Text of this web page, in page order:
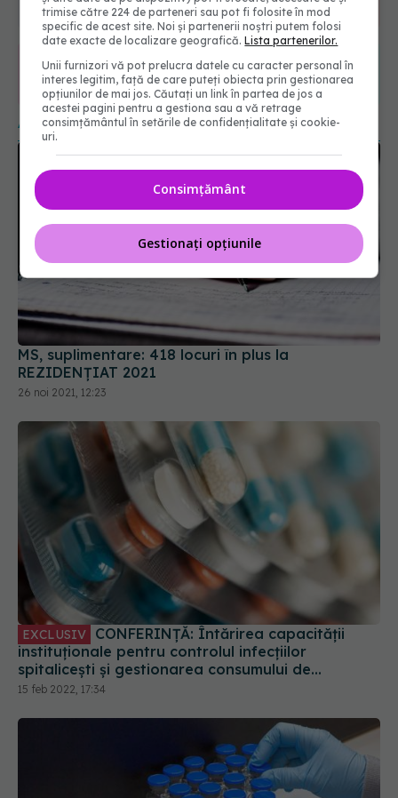
URMĂRITORI
ABONAȚI
365
URMĂRITORI
1401
URMĂRITORI
ARTICOLE SIMILARE
MS, suplimentare: 418 locuri în plus la
REZIDENȚIAT 2021
26 noi 2021, 12:23
EXCLUSIV
instituționale pentru controlul infecțiilor
spitalicești și gestionarea consumului de
antibiotice. VIDEO
15 feb 2022, 17:34
trimise către 224 de parteneri sau pot fi folosite în mod
specific de acest site. Noi și partenerii noștri putem folosi
date exacte de localizare geografică.Lista partenerilor.
Unii furnizori vă pot prelucra datele cu caracter personal în
interes legitim, față de care puteți obiecta prin gestionarea
opțiunilor de mai jos. Căutați un link în partea de jos a
acestei pagini pentru a gestiona sau a vă retrage
consimțământul în setările de confidențialitate și cookie-
uri.
Consimțământ
Gestionați opțiunile